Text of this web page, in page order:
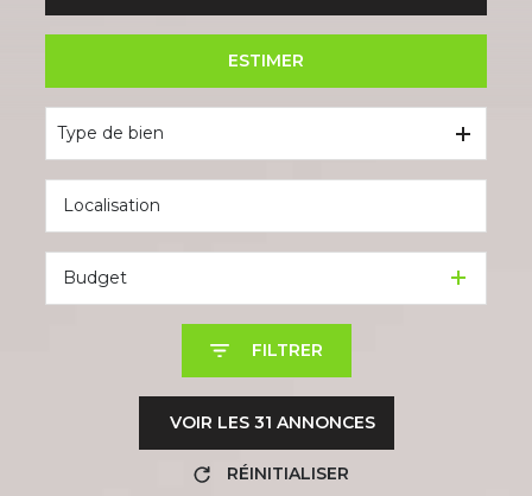
ESTIMER
Type de bien
Budget
FILTRER
VOIR LES 31 ANNONCES
RÉINITIALISER